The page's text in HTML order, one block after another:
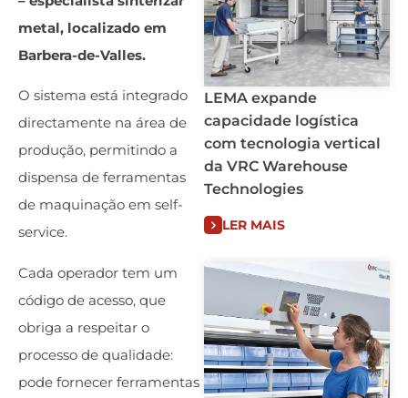
metal, localizado em
Barbera-de-Valles.
O sistema está integrado
directamente na área de
produção, permitindo a
dispensa de ferramentas
de maquinação em self-
service.
Cada operador tem um
código de acesso, que
obriga a respeitar o
processo de qualidade:
pode fornecer ferramentas
LEMA expande
capacidade logística
com tecnologia vertical
da VRC Warehouse
Technologies
LER MAIS